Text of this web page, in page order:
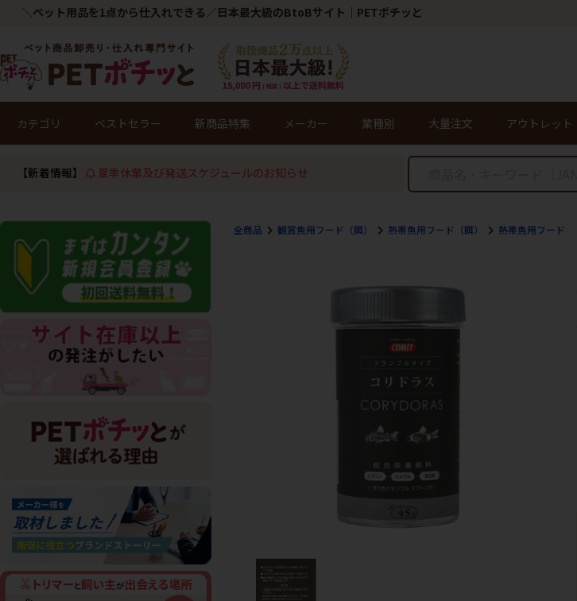
＼ペット用品を1点から仕入れできる／日本最大級のBtoBサイト｜PETポチッと
カテゴリ ベストセラー 新商品特集 メーカー 業種別 大量注文 アウトレット
【新着情報】 夏季休業及び発送スケジュールのお知らせ
全商品 観賞魚用フード（餌） 熱帯魚用フード（餌） 熱帯魚用フード